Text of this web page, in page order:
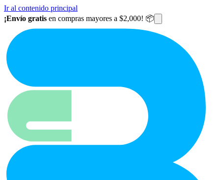
Ir al contenido principal
¡Envío gratis en compras mayores a $2,000! 📦